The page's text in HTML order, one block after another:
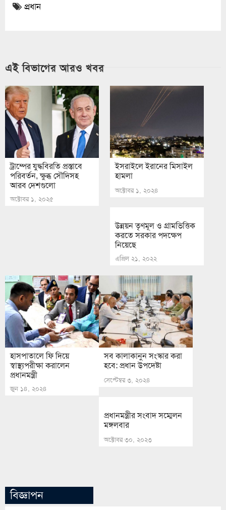
প্রধান
এই বিভাগের আরও খবর
ট্রাম্পের যুদ্ধবিরতি প্রস্তাবে
পরিবর্তন, ক্ষুব্ধ সৌদিসহ
আরব দেশগুলো
অক্টোবর ১, ২০২৫
ইসরাইলে ইরানের মিসাইল
হামলা
অক্টোবর ১, ২০২৪
উন্নয়ন তৃণমূল ও গ্রামভিত্তিক
করতে সরকার পদক্ষেপ
নিয়েছে
এপ্রিল ২১, ২০২২
হাসপাতালে ফি দিয়ে
স্বাস্থ্যপরীক্ষা করালেন
প্রধানমন্ত্রী
জুন ১৪, ২০২৪
সব কালাকানুন সংস্কার করা
হবে: প্রধান উপদেষ্টা
সেপ্টেম্বর ৩, ২০২৪
প্রধানমন্ত্রীর সংবাদ সম্মেলন
মঙ্গলবার
অক্টোবর ৩০, ২০২৩
বিজ্ঞাপন